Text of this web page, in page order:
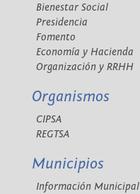
Bienestar Social
Presidencia
Fomento
Economía y Hacienda
Organización y RRHH
Organismos
CIPSA
REGTSA
Municipios
Información Municipal